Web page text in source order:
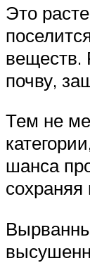
Это
веществ.
почву,
Тем не
шанса
сохраняя